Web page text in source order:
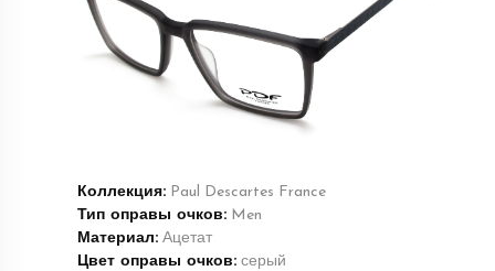
Коллекция: Paul Descartes France
Тип оправы очков: Men
Материал: Ацетат
Цвет оправы очков: серый